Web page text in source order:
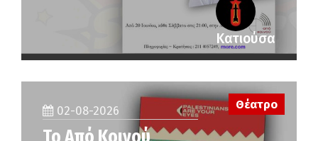
Κατιούσα
02-08-2026
Θέατρο